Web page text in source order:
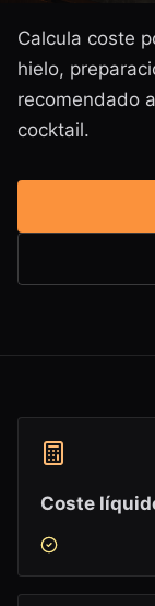
Calcula coste
hielo,
recomendado
cocktail.
Coste